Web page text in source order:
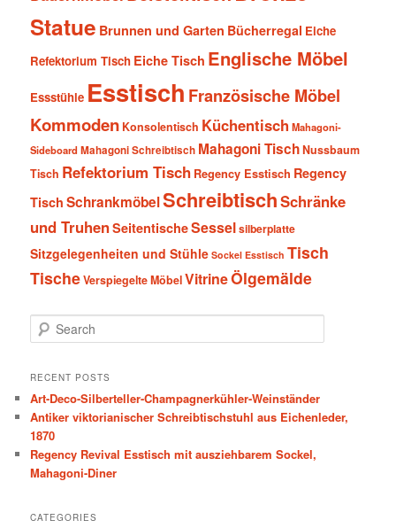
Statue Brunnen und Garten Bücherregal Eiche
Refektorium Tisch Eiche Tisch Englische Möbel
Essstühle Esstisch Französische Möbel
Kommoden Konsolentisch Küchentisch Mahagoni-
SideboardMahagoni Schreibtisch Mahagoni TischNussbaum
Tisch Refektorium Tisch Regency Esstisch Regency
Tisch SchrankmöbelSchreibtischSchränke
und TruhenSeitentischeSesselsilberplatte
Sitzgelegenheiten und Stühle Sockel Esstisch Tisch
TischeVerspiegelte MöbelVitrineÖlgemälde
e
r
h
RECENT POSTS
Art-Deco-Silberteller-Champagnerkühler-Weinständer
Antiker viktorianischer Schreibtischstuhl aus Eichenleder,
1870
Regency Revival Esstisch mit ausziehbarem Sockel,
Mahagoni-Diner
CATEGORIES